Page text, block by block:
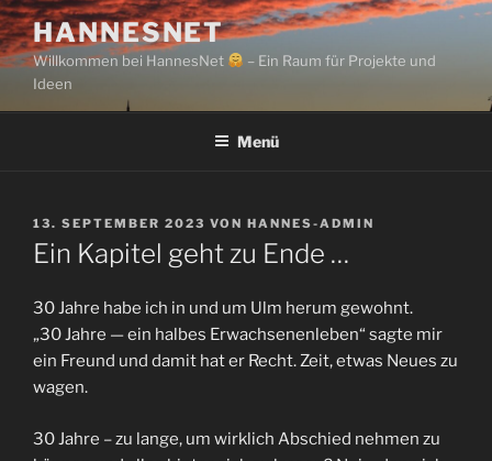
Zum
Inhalt
springen
HANNESNET
Willkommen bei HannesNet
– Ein Raum für Projekte und
Ideen
Menü
VERÖFFENTLICHT
AM
13. SEPTEMBER 2023 VON HANNES-ADMIN
Ein Kapitel geht zu Ende …
30 Jahre habe ich in und um Ulm herum gewohnt.
„30 Jahre — ein halbes Erwachsenenleben“ sagte mir
ein Freund und damit hat er Recht. Zeit, etwas Neues zu
wagen.
30 Jahre – zu lange, um wirklich Abschied nehmen zu